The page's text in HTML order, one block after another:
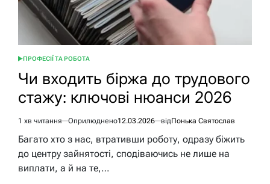
ОПУБЛІКУВАТИ
ПРОФЕСІЇ ТА РОБОТА
Чи входить біржа до трудового
стажу: ключові нюанси 2026
Орієнтовний
час
1 хв читання Оприлюднено12.03.2026 відПонька Святослав
Багато хто з нас, втративши роботу, одразу біжить
до центру зайнятості, сподіваючись не лише на
виплати, а й на те,…